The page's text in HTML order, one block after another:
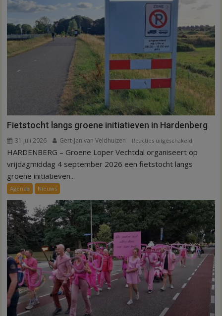
Fietstocht langs groene initiatieven in Hardenberg
31 juli 2026 Gert-Jan van Veldhuizen Reacties uitgeschakeld
Fietstocht
langs
HARDENBERG – Groene Loper Vechtdal organiseert op
vrijdagmiddag 4 september 2026 een fietstocht langs
groene initiatieven...
Agenda Nieuws